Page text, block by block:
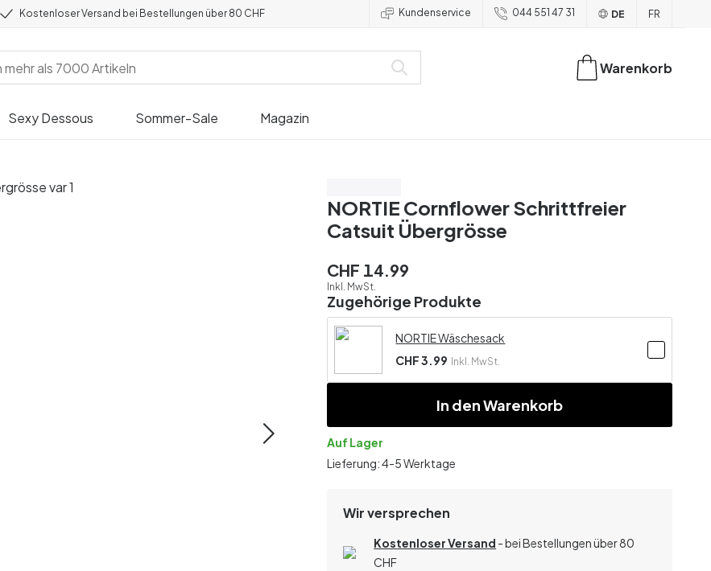
Kostenloser Versand bei Bestellungen über 80 CHF Kundenservice 044 551 47 31 DE FR
Sexy Dessous Sommer-Sale Magazin
Warenkorb
NORTIE Cornflower Schrittfreier
Catsuit Übergrösse
CHF 14.99
Inkl. MwSt.
Zugehörige Produkte
NORTIE Wäschesack
CHF 3.99 Inkl. MwSt.
In den Warenkorb
Auf Lager
Lieferung: 4-5 Werktage
Wir versprechen
Kostenloser Versand - bei Bestellungen über 80
CHF